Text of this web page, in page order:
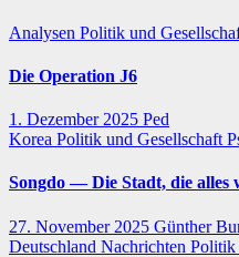
Analysen Politik und
Die Operation J6
1. Dezember 2025 Ped
Korea Politik und Gesellschaft
Songdo — Die Stadt, die alles
27. November 2025 Günther
Deutschland Nachrichten Politik